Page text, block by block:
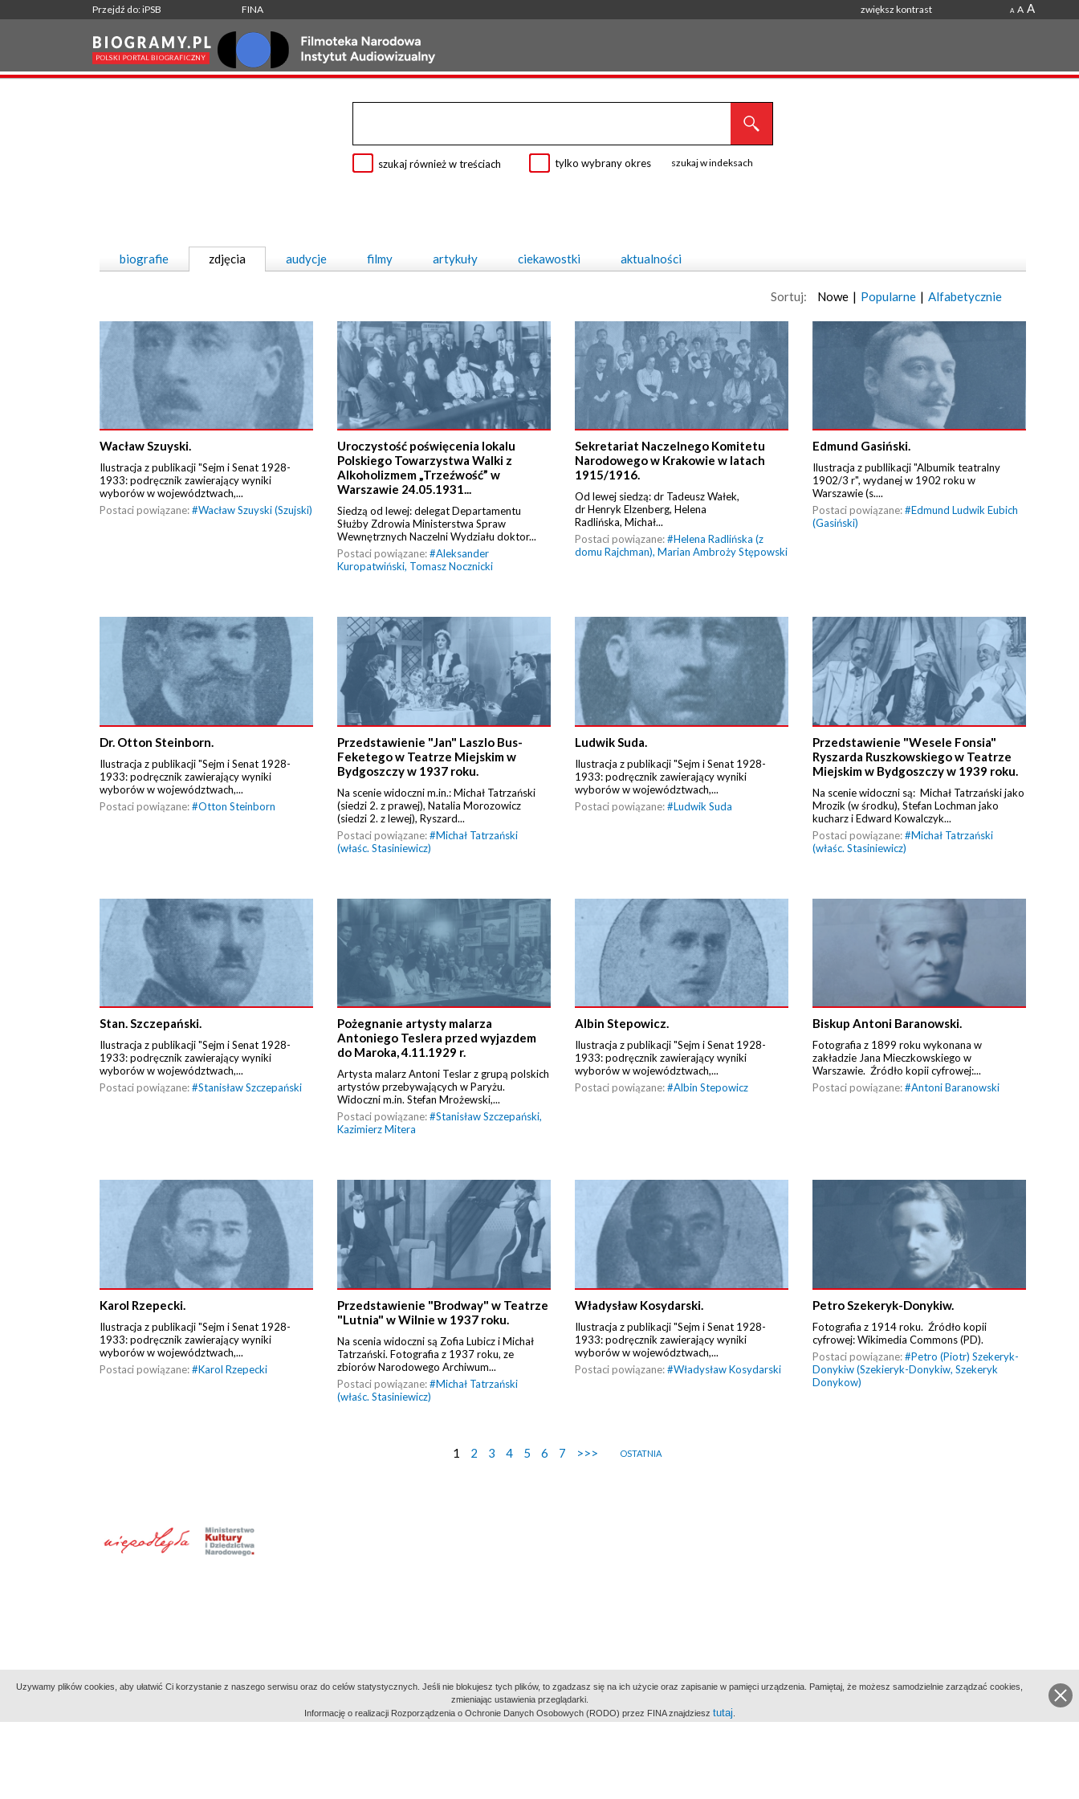
Przejdź do: iPSB FINA zwiększ kontrast A A A
szukaj również w treściach tylko wybrany okres szukaj w indeksach
biografie zdjęcia audycje filmy artykuły ciekawostki aktualności
Sortuj: Nowe | Popularne | Alfabetycznie
Wacław Szuyski.
Ilustracja z publikacji "Sejm i Senat 1928-
1933: podręcznik zawierający wyniki
wyborów w województwach,...
Postaci powiązane:#Wacław Szuyski (Szujski)
Uroczystość poświęcenia lokalu
Polskiego Towarzystwa Walki z
Alkoholizmem „Trzeźwość” w
Warszawie 24.05.1931...
Siedzą od lewej: delegat Departamentu
Służby Zdrowia Ministerstwa Spraw
Wewnętrznych Naczelni Wydziału doktor...
Postaci powiązane:#Aleksander
Kuropatwiński, Tomasz Nocznicki
Sekretariat Naczelnego Komitetu
Narodowego w Krakowie w latach
1915/1916.
Od lewej siedzą: dr Tadeusz Wałek,
dr Henryk Elzenberg, Helena
Radlińska, Michał...
Postaci powiązane:#Helena Radlińska (z
domu Rajchman),Marian Ambroży Stępowski
Edmund Gasiński.
Ilustracja z publlikacji "Albumik teatralny
1902/3 r", wydanej w 1902 roku w
Warszawie (s....
Postaci powiązane:#Edmund Ludwik Eubich
(Gasiński)
Dr. Otton Steinborn.
Ilustracja z publikacji "Sejm i Senat 1928-
1933: podręcznik zawierający wyniki
wyborów w województwach,...
Postaci powiązane:#Otton Steinborn
Przedstawienie "Jan" Laszlo Bus-
Feketego w Teatrze Miejskim w
Bydgoszczy w 1937 roku.
Na scenie widoczni m.in.: Michał Tatrzański
(siedzi 2. z prawej), Natalia Morozowicz
(siedzi 2. z lewej), Ryszard...
Postaci powiązane:#Michał Tatrzański
(właśc. Stasiniewicz)
Ludwik Suda.
Ilustracja z publikacji "Sejm i Senat 1928-
1933: podręcznik zawierający wyniki
wyborów w województwach,...
Postaci powiązane:#Ludwik Suda
Przedstawienie "Wesele Fonsia"
Ryszarda Ruszkowskiego w Teatrze
Miejskim w Bydgoszczy w 1939 roku.
Na scenie widoczni są: Michał Tatrzański jako
Mrozik (w środku), Stefan Lochman jako
kucharz i Edward Kowalczyk...
Postaci powiązane:#Michał Tatrzański
(właśc. Stasiniewicz)
Stan. Szczepański.
Ilustracja z publikacji "Sejm i Senat 1928-
1933: podręcznik zawierający wyniki
wyborów w województwach,...
Postaci powiązane:#Stanisław Szczepański
Pożegnanie artysty malarza
Antoniego Teslera przed wyjazdem
do Maroka, 4.11.1929 r.
Artysta malarz Antoni Teslar z grupą polskich
artystów przebywających w Paryżu.
Widoczni m.in. Stefan Mrożewski,...
Postaci powiązane:#Stanisław Szczepański,
Kazimierz Mitera
Albin Stepowicz.
Ilustracja z publikacji "Sejm i Senat 1928-
1933: podręcznik zawierający wyniki
wyborów w województwach,...
Postaci powiązane:#Albin Stepowicz
Biskup Antoni Baranowski.
Fotografia z 1899 roku wykonana w
zakładzie Jana Mieczkowskiego w
Warszawie. Źródło kopii cyfrowej:...
Postaci powiązane:#Antoni Baranowski
Karol Rzepecki.
Ilustracja z publikacji "Sejm i Senat 1928-
1933: podręcznik zawierający wyniki
wyborów w województwach,...
Postaci powiązane:#Karol Rzepecki
Przedstawienie "Brodway" w Teatrze
"Lutnia" w Wilnie w 1937 roku.
Na scenia widoczni są Zofia Lubicz i Michał
Tatrzański. Fotografia z 1937 roku, ze
zbiorów Narodowego Archiwum...
Postaci powiązane:#Michał Tatrzański
(właśc. Stasiniewicz)
Władysław Kosydarski.
Ilustracja z publikacji "Sejm i Senat 1928-
1933: podręcznik zawierający wyniki
wyborów w województwach,...
Postaci powiązane:#Władysław Kosydarski
Petro Szekeryk-Donykiw.
Fotografia z 1914 roku. Źródło kopii
cyfrowej: Wikimedia Commons (PD).
Postaci powiązane:#Petro (Piotr) Szekeryk-
Donykiw (Szekieryk-Donykiw, Szekeryk
Donykow)
1 2 3 4 5 6 7 >>> OSTATNIA
Indeksy: aktywności alfabetyczny tematyczny miejsc
Uzywamy plików cookies, aby ułatwić Ci korzystanie z naszego serwisu oraz do celów statystycznych. Jeśli nie blokujesz tych plików, to zgadzasz się na ich użycie oraz zapisanie w pamięci urządzenia. Pamiętaj, że możesz samodzielnie zarządzać cookies,
zmieniając ustawienia przeglądarki.
Informację o realizacji Rozporządzenia o Ochronie Danych Osobowych (RODO) przez FINA znajdziesz tutaj